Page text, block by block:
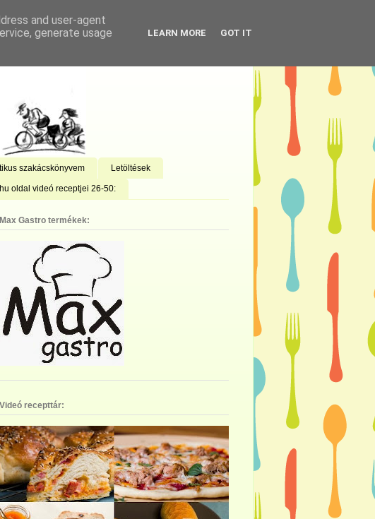
szakácskönyvem Letöltések
oldal videó receptjei 26-50:
Max Gastro termékek:
Videó recepttár:
and user-agent
generate usage
LEARN MORE GOT IT